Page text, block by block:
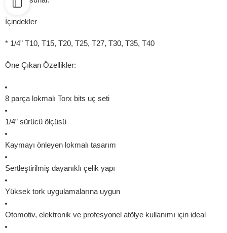
İçindekler
* 1/4” T10, T15, T20, T25, T27, T30, T35, T40
Öne Çıkan Özellikler:
8 parça lokmalı Torx bits uç seti
1/4” sürücü ölçüsü
Kaymayı önleyen lokmalı tasarım
Sertleştirilmiş dayanıklı çelik yapı
Yüksek tork uygulamalarına uygun
Otomotiv, elektronik ve profesyonel atölye kullanımı için ideal